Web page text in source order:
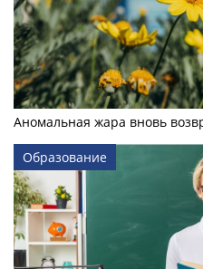
Аномальная жара вновь
Образование